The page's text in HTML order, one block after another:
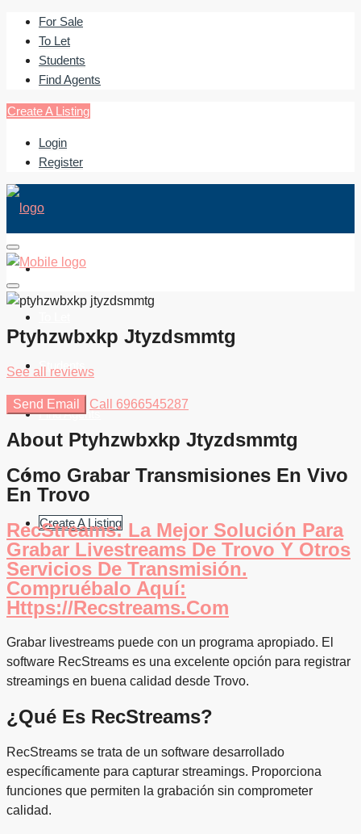
For Sale
To Let
Students
Find Agents
Create A Listing
Login
Register
For Sale
Students
Find Agents
Create A Listing
Ptyhzwbxkp Jtyzdsmmtg
See all reviews
Send Email Call 6966545287
About Ptyhzwbxkp Jtyzdsmmtg
Cómo Grabar Transmisiones En Vivo
En Trovo
RecStreams: La Mejor Solución Para
Grabar Livestreams De Trovo Y Otros
Servicios De Transmisión.
Compruébalo Aquí:
Https://recstreams.com
Grabar livestreams puede con un programa apropiado. El
software RecStreams es una excelente opción para registrar
streamings en buena calidad desde Trovo.
¿Qué Es RecStreams?
RecStreams se trata de un software desarrollado
específicamente para capturar streamings. Proporciona
funciones que permiten la grabación sin comprometer
calidad.